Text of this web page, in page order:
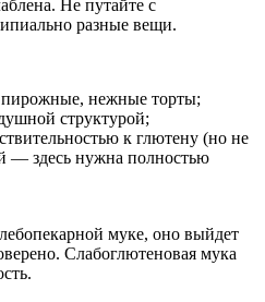
Не путайте с
разные вещи.
пирожные, нежные торты;
структурой;
к глютену (но не
— здесь нужна полностью
муке, оно выйдет
Слабоглютеновая мука